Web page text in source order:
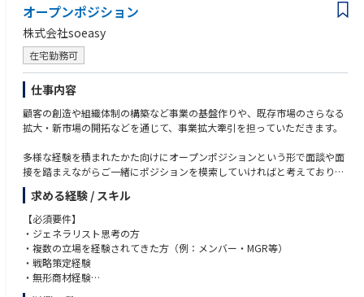
部長・本部長クラスへのポジションアップが可能です。
ていける。soeasy buddyはビジネスの現場で経営者があきらめている
様々な組織課題を、おしえあいによって解決をするプロダクト。
②裁量を持って新しいことに取り組める。社内では「誰のため何のため」
を共通言語とし、「上司が言ったから」ではなく、重要・必要なことに注
力し変化を恐れず挑戦するカルチャー。仕事に思う存分チャレンジできる
環境を提供します！
③社内でもおしえあいを大事にし、自分たちで重要だと思うことをフラッ
トに話し合いながら、より自立的な経営を進めていける
セールス責任者として、弊社の主要事業「動画マニュアル&SNSツール：s
oeasy buddy for medical」の市場拡大に携わっていただきます。顧客の
創造や組織体制の構築など、事業の基盤作りを担っていただき、既存市場
のさらなる拡大や新市場の開拓を通じて事業拡大していただきたいと考え
ています。
▼主な業務内容
・直販営業戦略立案～実行
└セールス組織の事業達成にあたる戦略の立案
└主要顧客へのアカウントセールス
・新たな事業領域の立ち上げに責任感と夢を持ってチャレンジできる方
・アンテナ高く情報収集し、実際の活動や戦略立案に反映できる人物
オープンポジション
株式会社soeasy
在宅勤務可
仕事内容
顧客の創造や組織体制の構築など事業の基盤作りや、既存市場のさらなる
拡大・新市場の開拓などを通じて、事業拡大牽引を担っていただきます。
多様な経験を積まれたかた向けにオープンポジションという形で面談や面
接を踏まえながらご一緒にポジションを模索していければと考えておりま
す。
▼主な業務内容例
・サービス戦略 or 営業戦略立案～実行（事業達成にあたる戦略の立案
（～実行））
・販路拡大にあたるパートナーセールス戦略立案（～実行）
・上記実行にあたるオペレーションの効果検証および効率化の推進
求める経験 / スキル
【必須要件】
・ジェネラリスト思考の方
・複数の立場を経験されてきた方（例：メンバー・MGR等）
・戦略策定経験
・無形商材経験
・ソリューションサービス経験